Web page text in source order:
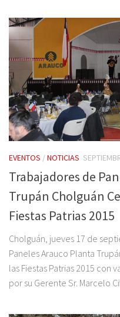
EVENTOS /NOTICIAS
Trabajadores de
Trupán Cholguán
Fiestas Patrias 2015
Cholguán, jueves 17 de
Paneles Arauco Planta
las Fiestas Patrias 2015 con
por su Gerente Sr. Marcelo